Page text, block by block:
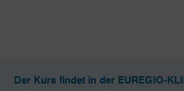
Der Kurs findet in der EUREGIO-